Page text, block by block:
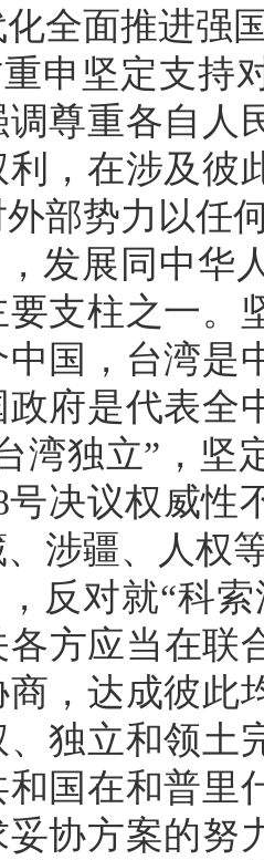
全面推进强
申坚定支持
尊重各自人
利，在涉及彼
部势力以任
发展同中华
支柱之一。
中国，台湾
政府是代表全
湾独立”，坚
号决议权威
涉疆、人权
反对就“科
方应当在联
商，达成彼此
、独立和领土
和国在和普里
协方案的努